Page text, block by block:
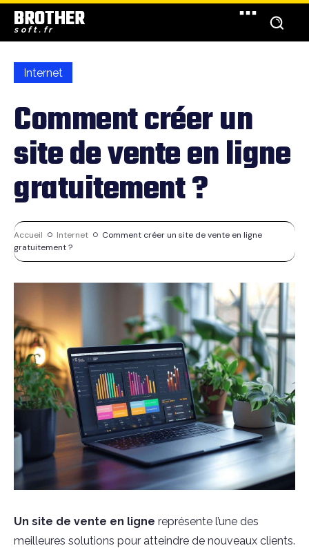
BROTHER
soft.fr
Internet
Comment créer un
site de vente en ligne
gratuitement ?
Accueil Internet
Comment créer un site de vente en ligne
gratuitement ?
Un site de vente en ligne représente l’une des
meilleures solutions pour atteindre de nouveaux clients.